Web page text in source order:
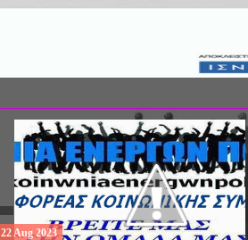
ΣΥΝΕΔΡΙΟ: «ΚΟΙΝΩΝΙΚΕΣ ΠΤΥΧΕΣ ΤΗΣ
ΦΡΟΝΤΙΔΑΣ», ΑΠΟ ΤΗΝ ΕΤΑΙΡΙΑ ΚΟΙΝΩΝΙΚΗΣ
ΨΥΧΙΑΤΡΙΚΗΣ Π. ΣΑΚΕΛΛΑΡΟΠΟΥΛΟΣ ΚΑΙ ΤΟ
EΥΡΩΠΑΪΚΟ ΔΙΚΤΥΟ ΦΟΡΕΩΝ ΨΥΧΙΚΗΣ
ΥΓΕΙΑΣ ΑSKLEPIOS
22Aug 2023